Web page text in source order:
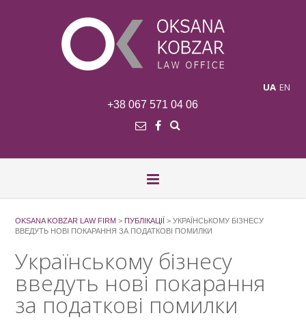
UA EN
+38 067 571 04 06
OKSANA KOBZAR LAW FIRM > ПУБЛІКАЦІЇ > УКРАЇНСЬКОМУ БІЗНЕСУ
ВВЕДУТЬ НОВІ ПОКАРАННЯ ЗА ПОДАТКОВІ ПОМИЛКИ
Українському бізнесу
введуть нові покарання
за податкові помилки